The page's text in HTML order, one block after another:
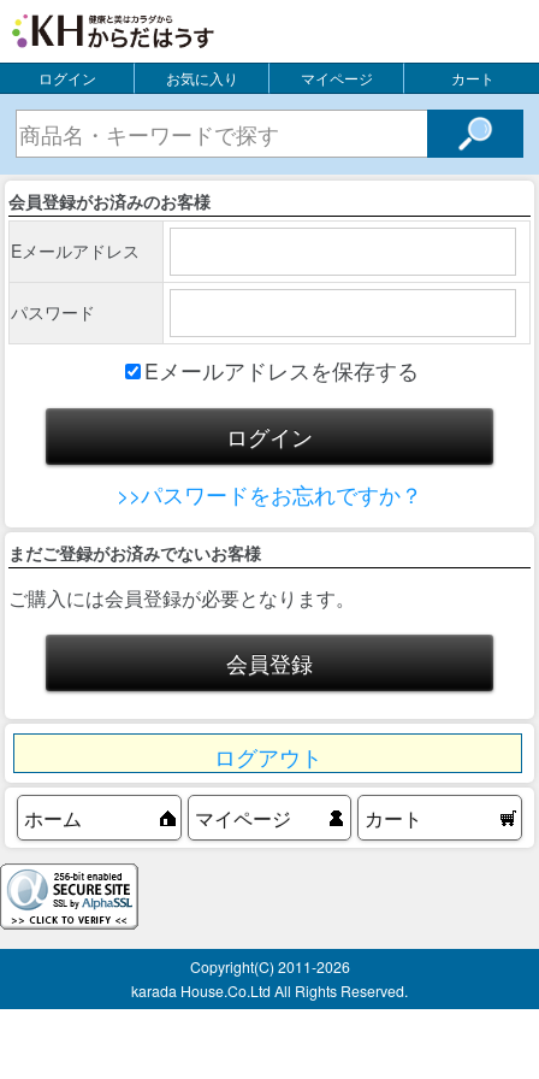
ログイン お気に入り マイページ カート
会員登録がお済みのお客様
Eメールアドレス
パスワード
Eメールアドレスを保存する
>>パスワードをお忘れですか？
まだご登録がお済みでないお客様
ご購入には会員登録が必要となります。
ログアウト
ホーム マイページ カート
Copyright(C) 2011-2026
karada House.Co.Ltd All Rights Reserved.